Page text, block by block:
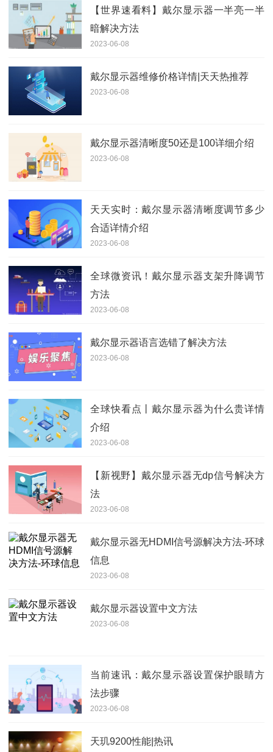
【世界速看料】戴尔显示器一半亮一半
暗解决方法
2023-06-08
戴尔显示器维修价格详情|天天热推荐
2023-06-08
戴尔显示器清晰度50还是100详细介绍
2023-06-08
天天实时：戴尔显示器清晰度调节多少
合适详情介绍
2023-06-08
全球微资讯！戴尔显示器支架升降调节
方法
2023-06-08
戴尔显示器语言选错了解决方法
2023-06-08
全球快看点丨戴尔显示器为什么贵详情
介绍
2023-06-08
【新视野】戴尔显示器无dp信号解决方
法
2023-06-08
戴尔显示器无HDMI信号源解决方法-环球
信息
2023-06-08
戴尔显示器设置中文方法
2023-06-08
当前速讯：戴尔显示器设置保护眼睛方
法步骤
2023-06-08
天玑9200性能|热讯